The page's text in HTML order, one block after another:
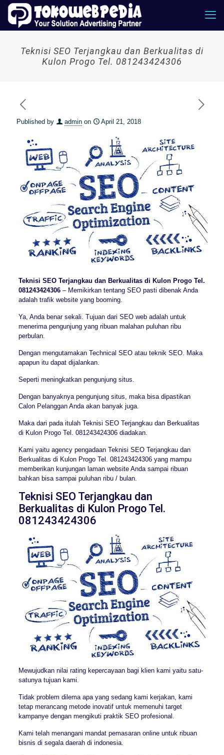
Teknisi SEO Terjangkau dan Berkualitas di
Kulon Progo Tel. 081243424306
Published by admin on April 21, 2018
Teknisi SEO Terjangkau dan Berkualitas di Kulon Progo Tel.
081243424306– Memikirkan tentang SEO pasti dibenak Anda
adalah trafik website yang booming.
Ya, Anda benar sekali. Tujuan dari SEO web adalah untuk
menerima pengunjung yang ribuan malahan puluhan ribu
perbulan.
Dengan mengutamakan Technical SEO atau teknik SEO. Maka
apapun itu dapat dijalankan.
Seperti meningkatkan pengunjung situs.
Dengan banyaknya pengunjung situs, maka bisa dipastikan
Calon Pelanggan Anda akan banyak juga.
Maka dari pada itulah Teknisi SEO Terjangkau dan Berkualitas
di Kulon Progo Tel. 081243424306 diadakan.
Kami yaitu agency pengadaan Teknisi SEO Terjangkau dan
Berkualitas di Kulon Progo Tel. 081243424306 yang mampu
memberikan kunjungan laman website Anda sampai ribuan
bahkan bisa sampai puluhan ribu / bulan.
Teknisi SEO Terjangkau dan
Berkualitas di Kulon Progo Tel.
081243424306
Mewujudkan nilai rating kepercayaan bagi klien kami yaitu satu-
satunya tujuan kami.
Tidak problem dilema apa yang sedang kami kerjakan, kami
tetap merancang metode inovatif untuk memenuhi target
kampanye dengan mengikuti praktik SEO profesional.
Kami telah menangani mandat pemasaran online untuk ribuan
bisnis di segala daerah di indonesia.